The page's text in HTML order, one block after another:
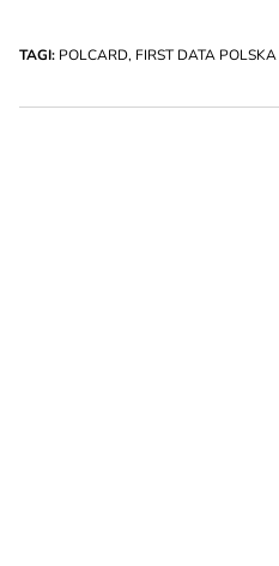
TAGI: POLCARD, FIRST DATA POLSKA